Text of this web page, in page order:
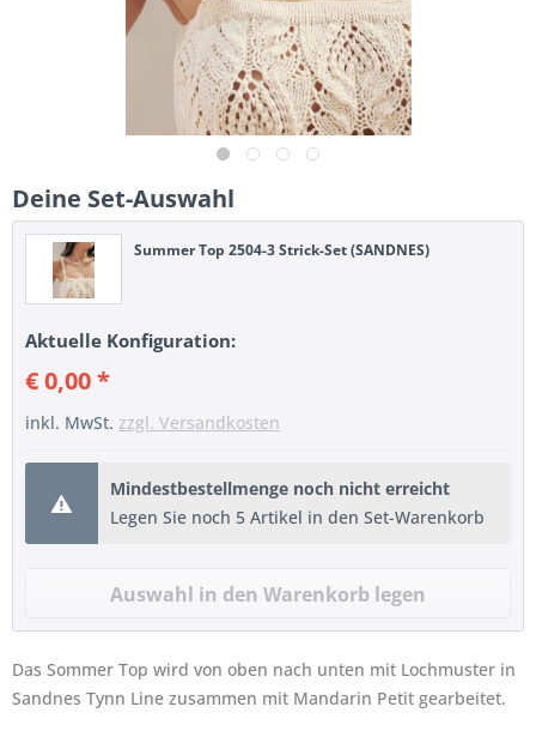
Deine Set-Auswahl
Summer Top 2504-3 Strick-Set (SANDNES)
Aktuelle Konfiguration:
€ 0,00 *
inkl. MwSt. zzgl. Versandkosten
Mindestbestellmenge noch nicht erreicht
Legen Sie noch 5 Artikel in den Set-Warenkorb
Das Sommer Top wird von oben nach unten mit Lochmuster in
Sandnes Tynn Line zusammen mit Mandarin Petit gearbeitet.